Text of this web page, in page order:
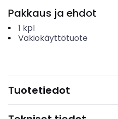
Pakkaus ja ehdot
1 kpl
Vakiokäyttötuote
Tuotetiedot